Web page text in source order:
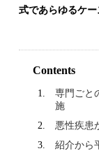
式であらゆるケー
Contents
専門ごと
施
悪性疾患
紹介から